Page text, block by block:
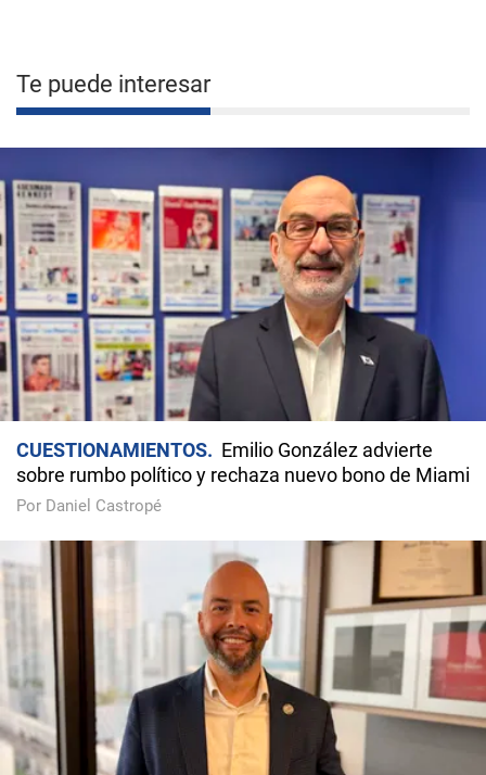
Te puede interesar
CUESTIONAMIENTOS
Emilio González advierte
sobre rumbo político y rechaza nuevo bono de Miami
Por Daniel Castropé